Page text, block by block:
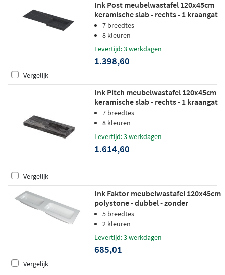
Ink Post meubelwastafel 120x45cm
keramische slab - rechts - 1 kraangat
- lauren black mat
7 breedtes
8 kleuren
Levertijd: 3 werkdagen
1.398,60
Vergelijk
Ink Pitch meubelwastafel 120x45cm
keramische slab - rechts - 1 kraangat
- venice brown glossy
7 breedtes
8 kleuren
Levertijd: 3 werkdagen
1.614,60
Vergelijk
Ink Faktor meubelwastafel 120x45cm
polystone - dubbel - zonder
kraangaten - glans wit
5 breedtes
2 kleuren
Levertijd: 3 werkdagen
685,01
Vergelijk